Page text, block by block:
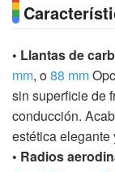
• Llantas de
mm, o88 mm
sin superficie de
conducción.
estética elegante
• Radios